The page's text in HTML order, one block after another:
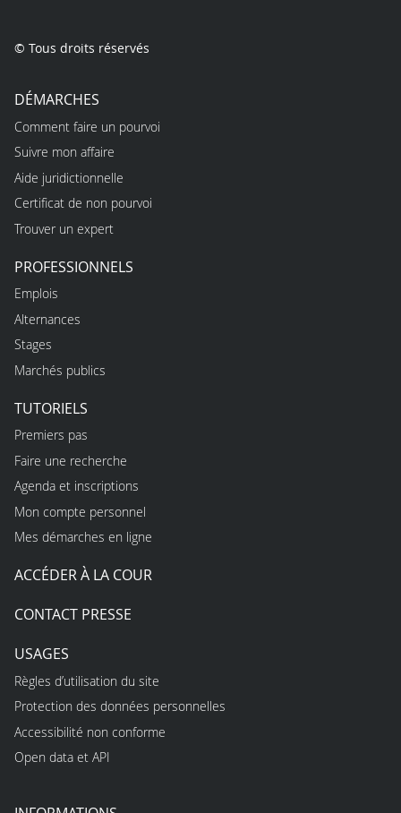
© Tous droits réservés
DÉMARCHES
Comment faire un pourvoi
Suivre mon affaire
Aide juridictionnelle
Certificat de non pourvoi
Trouver un expert
PROFESSIONNELS
Emplois
Alternances
Stages
Marchés publics
TUTORIELS
Premiers pas
Faire une recherche
Agenda et inscriptions
Mon compte personnel
Mes démarches en ligne
ACCÉDER À LA COUR
CONTACT PRESSE
USAGES
Règles d’utilisation du site
Protection des données personnelles
Accessibilité non conforme
Open data et API